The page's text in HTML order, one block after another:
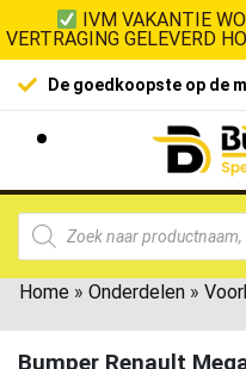
IVM VAKANTIE
VERTRAGING GELEVERD
De goedkoopste op de
Home » Onderdelen »
Bumper Renault